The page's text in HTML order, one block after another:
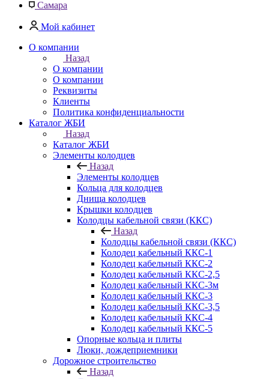
Самара
Мой кабинет
О компании
Назад
О компании
О компании
Реквизиты
Клиенты
Политика конфиденциальности
Каталог ЖБИ
Назад
Каталог ЖБИ
Элементы колодцев
Назад
Элементы колодцев
Кольца для колодцев
Днища колодцев
Крышки колодцев
Колодцы кабельной связи (ККС)
Назад
Колодцы кабельной связи (ККС)
Колодец кабельный ККС-1
Колодец кабельный ККС-2
Колодец кабельный ККС-2,5
Колодец кабельный ККС-3м
Колодец кабельный ККС-3
Колодец кабельный ККС-3,5
Колодец кабельный ККС-4
Колодец кабельный ККС-5
Опорные кольца и плиты
Люки, дождеприемники
Дорожное строительство
Назад